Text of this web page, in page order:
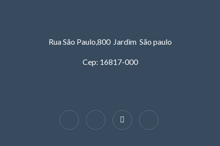
Rua São Paulo,800 Jardim São paulo
Cep: 16817-000